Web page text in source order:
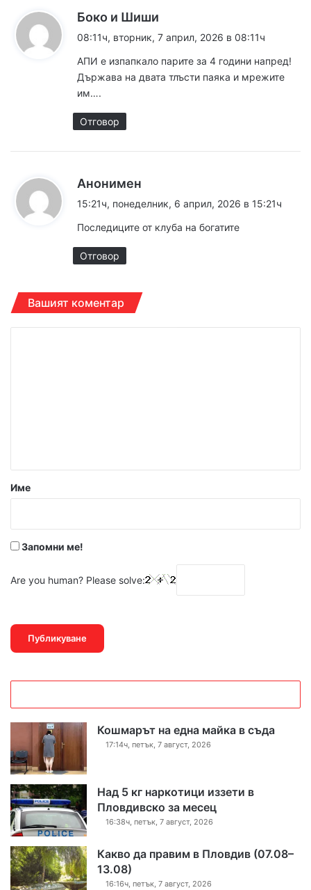
Боко и Шиши
а
а
:
08:11ч, вторник, 7 април, 2026 в 08:11ч
АПИ е изпапкало парите за 4 години напред!
Държава на двата тлъсти паяка и мрежите
им….
Отговор
Анонимен
а
15:21ч, понеделник, 6 април, 2026 в 15:21ч
Последиците от клуба на богатите
Отговор
Вашият коментар
р
Име
Запомни ме!
Are you human? Please solve:
Кошмарът на една майка в съда
17:14ч, петък, 7 август, 2026
Над 5 кг наркотици иззети в
Пловдивско за месец
16:38ч, петък, 7 август, 2026
Какво да правим в Пловдив (07.08–
13.08)
16:16ч, петък, 7 август, 2026